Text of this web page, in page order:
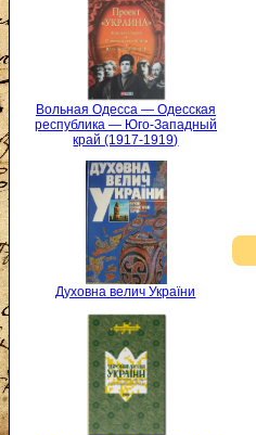
Вольная Одесса — Одесская
республика — Юго-Западный
край (1917-1919)
Духовна велич України